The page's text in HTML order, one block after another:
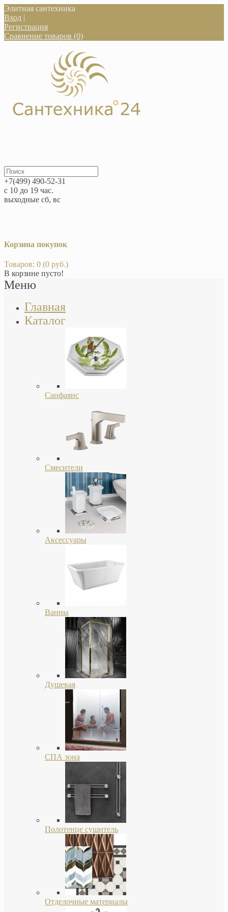
Элитная сантехника
Вход |
Регистрация
Сравнение товаров (0)
+7(499) 490-52-31
с 10 до 19 час.
выходные сб, вс
Корзина покупок
Товаров: 0 (0 руб.)
В корзине пусто!
Меню
Главная
Каталог
Санфаянс
Смесители
Аксессуары
Ванны
Душевая
СПА зона
Полотенце сушитель
Отделочные материалы